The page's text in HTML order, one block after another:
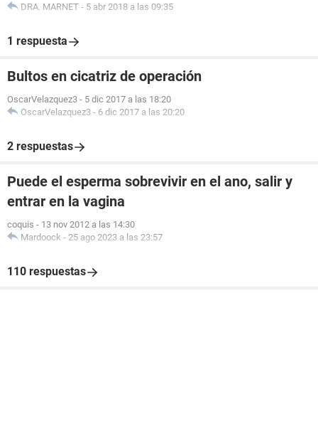
DRA. MARNET - 5 abr 2018 a las 09:35
1 respuesta
Bultos en cicatriz de operación
OscarVelazquez3 - 5 dic 2017 a las 18:20
OscarVelazquez3 - 6 dic 2017 a las 20:20
2 respuestas
Puede el esperma sobrevivir en el ano, salir y
entrar en la vagina
coquis - 13 nov 2012 a las 14:30
Mardoock - 25 ago 2023 a las 23:57
110 respuestas